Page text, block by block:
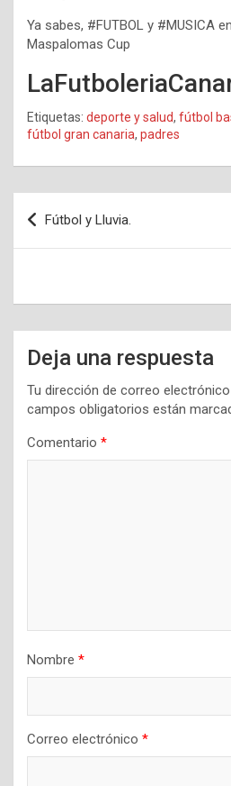
Ya sabes, #FUTBOL y #MUSICA
Maspalomas Cup
Etiquetas: deporte y salud, fútbol
fútbol gran canaria, padres
Navegación
de
Fútbol y Lluvia.
Deja una respuesta
Tu dirección de correo
campos obligatorios están
Comentario *
Nombre *
Correo electrónico *